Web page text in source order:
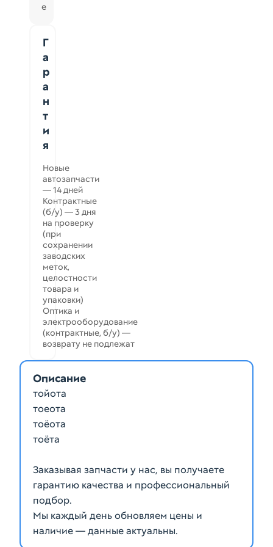
е
Г
а
р
а
н
т
и
я
Новые
автозапчасти
— 14 дней
Контрактные
(б/у) — 3 дня
на проверку
(при
сохранении
заводских
меток,
целостности
товара и
упаковки)
Оптика и
электрооборудование
(контрактные, б/у) —
возврату не подлежат
Описание
тойота
тоеота
тоёота
тоёта
Заказывая запчасти у нас, вы получаете
гарантию качества и профессиональный
подбор.
Мы каждый день обновляем цены и
наличие — данные актуальны.